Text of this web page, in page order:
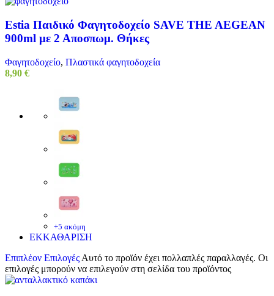
Estia Παιδικό Φαγητοδοχείο SAVE THE AEGEAN
900ml με 2 Αποσπωμ. Θήκες
Φαγητοδοχείο, Πλαστικά φαγητοδοχεία
8,90 €
+5 ακόμη
ΕΚΚΑΘΑΡΙΣΗ
Επιπλέον Επιλογές Αυτό το προϊόν έχει πολλαπλές παραλλαγές. Οι
επιλογές μπορούν να επιλεγούν στη σελίδα του προϊόντος